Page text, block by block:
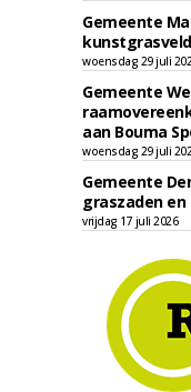
Gemeente
woensdag 29 juli
Gemeente
aan Bouma
woensdag 29 juli
Gemeente
graszaden
vrijdag 17 juli 2026